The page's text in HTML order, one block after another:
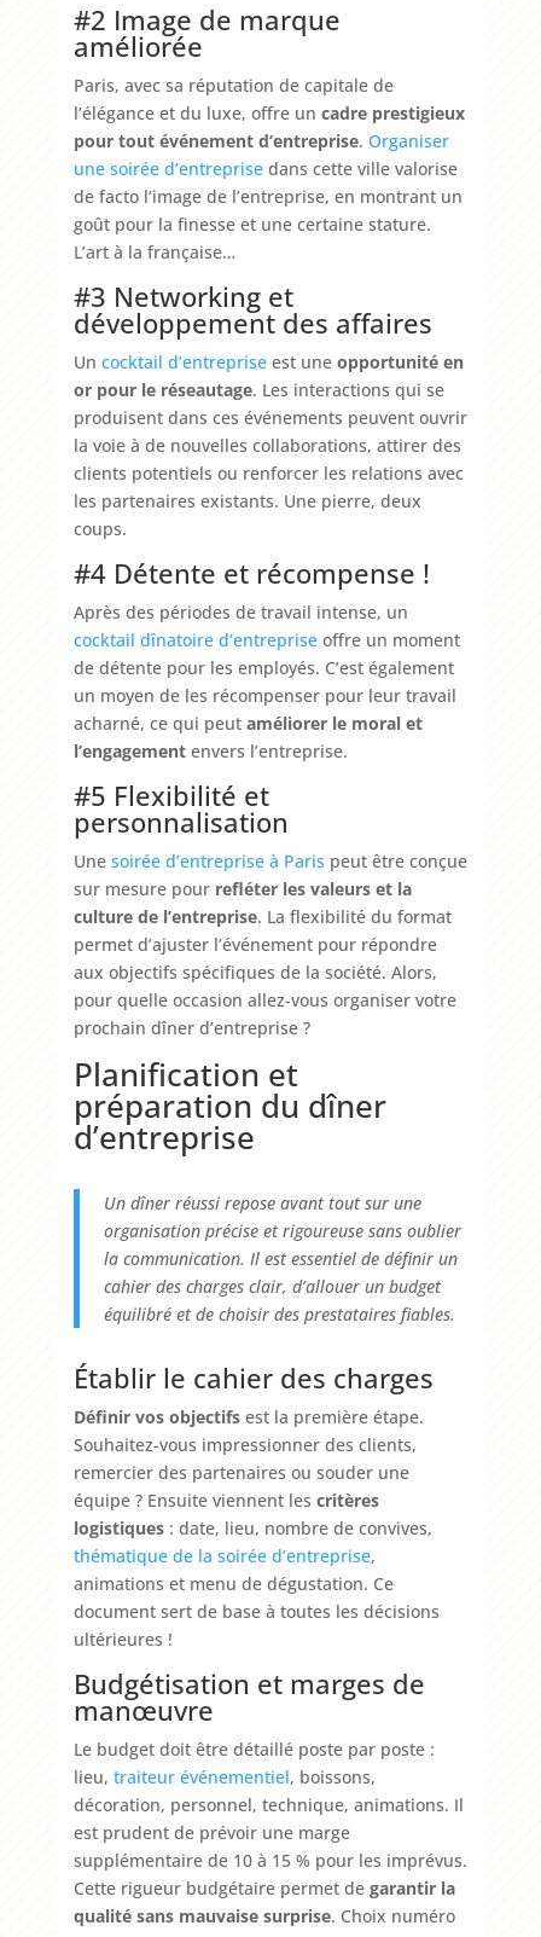
#2 Image de marque
améliorée
Paris, avec sa réputation de capitale de
l’élégance et du luxe, offre un cadre prestigieux
pour tout événement d’entreprise. Organiser
une soirée d’entreprisedans cette ville valorise
de facto l’image de l’entreprise, en montrant un
goût pour la finesse et une certaine stature.
L’art à la française…
#3 Networking et
développement des affaires
Un cocktail d’entrepriseest une opportunité en
or pour le réseautage. Les interactions qui se
produisent dans ces événements peuvent ouvrir
la voie à de nouvelles collaborations, attirer des
clients potentiels ou renforcer les relations avec
les partenaires existants. Une pierre, deux
coups.
#4 Détente et récompense !
Après des périodes de travail intense, un
cocktail dînatoire d’entrepriseoffre un moment
de détente pour les employés. C’est également
un moyen de les récompenser pour leur travail
acharné, ce qui peut améliorer le moral et
l’engagementenvers l’entreprise.
#5 Flexibilité et
personnalisation
Une soirée d’entreprise à Paris peut être conçue
sur mesure pour refléter les valeurs et la
culture de l’entreprise. La flexibilité du format
permet d’ajuster l’événement pour répondre
aux objectifs spécifiques de la société. Alors,
pour quelle occasion allez-vous organiser votre
prochain dîner d’entreprise ?
Planification et
préparation du dîner
d’entreprise
Un dîner réussi repose avant tout sur une
organisation précise et rigoureuse sans oublier
la communication. Il est essentiel de définir un
cahier des charges clair, d’allouer un budget
équilibré et de choisir des prestataires fiables.
Établir le cahier des charges
Définir vos objectifsest la première étape.
Souhaitez-vous impressionner des clients,
remercier des partenaires ou souder une
équipe ? Ensuite viennent les critères
logistiques: date, lieu, nombre de convives,
thématique de la soirée d’entreprise,
animations et menu de dégustation. Ce
document sert de base à toutes les décisions
ultérieures !
Budgétisation et marges de
manœuvre
Le budget doit être détaillé poste par poste :
lieu, traiteur événementiel, boissons,
décoration, personnel, technique, animations. Il
est prudent de prévoir une marge
supplémentaire de 10 à 15 % pour les imprévus.
Cette rigueur budgétaire permet de garantir la
qualité sans mauvaise surprise. Choix numéro